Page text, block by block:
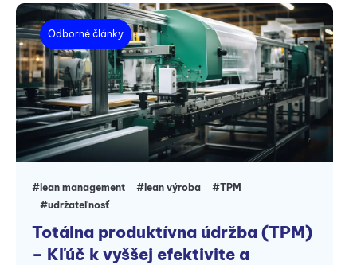
Odborné články
#lean management #lean výroba
#TPM
#udržateľnosť
Totálna produktívna údržba (TPM)
– Kľúč k vyššej efektivite a